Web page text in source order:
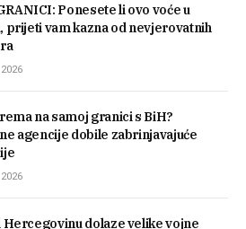
Ponesete li ovo voće u
prijeti vam kazna od nevjerovatnih
na samoj granici s BiH?
agencije dobile zabrinjavajuće
Hercegovinu dolaze velike vojne